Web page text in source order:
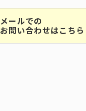
メールでの
お問い合わせはこちら